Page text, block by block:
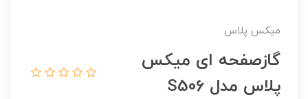
میکس پلاس
گازصفحه ای میکس
پلاس مدل S506